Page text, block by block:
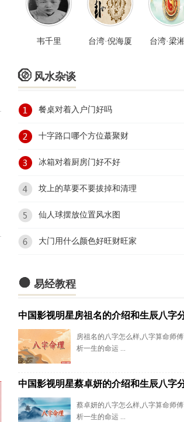
韦千里 台湾·倪海厦 台湾·梁
风水杂谈
餐桌对着入户门好吗
十字路口哪个方位蕞聚财
冰箱对着厨房门好不好
坟上的草要不要拔掉和清理
仙人球摆放位置风水图
大门用什么颜色好旺财旺家
 易经教程
中国影视明星房祖名的介绍和生辰八字
房祖名的八字怎么样,八字算命师
析一生的命运 ...
中国影视明星蔡卓妍的介绍和生辰八字
蔡卓妍的八字怎么样,八字算命师
析一生的命运 ...